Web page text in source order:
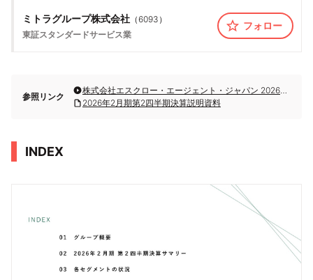
ミトラグループ株式会社 （6093 ）
東証スタンダードサービス業
フォロー
参照リンク
株式会社エスクロー・エージェント・ジャパン 2026年2月期第2四半期決算説明
2026年2月期第2四半期決算説明資料
INDEX